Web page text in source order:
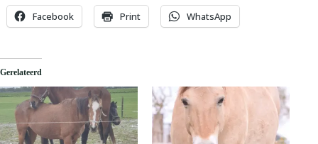
Facebook Print WhatsApp
Gerelateerd